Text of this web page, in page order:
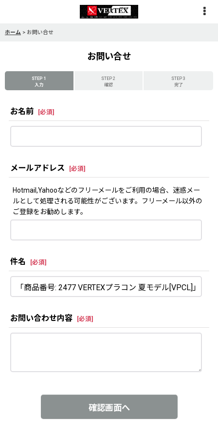
ホーム > お問い合せ
お問い合せ
STEP 1
入力
STEP 2
確認
STEP 3
完了
お名前 [必須]
メールアドレス [必須]
Hotmail,Yahooなどのフリーメールをご利用の場合、迷惑メー
ルとして処理される可能性がございます。フリーメール以外の
ご登録をお勧めします。
件名 [必須]
お問い合わせ内容 [必須]
確認画面へ